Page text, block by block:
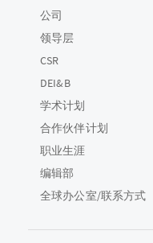
公司
领导层
CSR
DEI&B
学术计划
合作伙伴计划
职业生涯
编辑部
全球办公室/联系方式